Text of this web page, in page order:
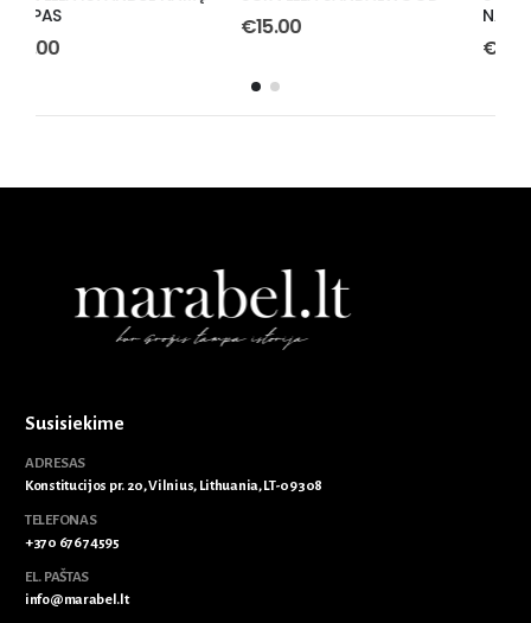
€15.00
NAMŲ KVAPAS
Susisiekime
ADRESAS
Konstitucijos pr. 20, Vilnius, Lithuania, LT-09308
TELEFONAS
+370 676 74595
EL. PAŠTAS
info@marabel.lt